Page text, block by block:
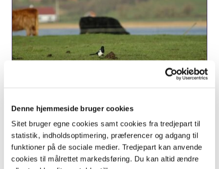
Denne hjemmeside bruger cookies
Sitet bruger egne cookies samt cookies fra tredjepart til
statistik, indholdsoptimering, præferencer og adgang til
funktioner på de sociale medier. Tredjepart kan anvende
cookies til målrettet markedsføring. Du kan altid ændre
Foto: Jan Skriver
Territorium
I yngletiden har hvert husskade-par deres eget
territorium – og det er ret stort. I et godt territorium er
der masser af mad og gode redepladser. De fugle der